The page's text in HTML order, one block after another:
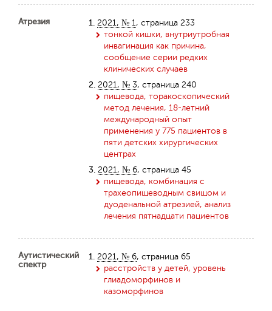
Атрезия 1. 2021, № 1, страница 233
тонкой кишки, внутриутробная
инвагинация как причина,
сообщение серии редких
клинических случаев
2. 2021, № 3, страница 240
пищевода, торакоскопический
метод лечения, 18-летний
международный опыт
применения у 775 пациентов в
пяти детских хирургических
центрах
3. 2021, № 6, страница 45
пищевода, комбинация с
трахеопищеводным свищом и
дуоденальной атрезией, анализ
лечения пятнадцати пациентов
Аутистический
спектр
1. 2021, № 6, страница 65
расстройств у детей, уровень
глиадоморфинов и
казоморфинов
Обратная